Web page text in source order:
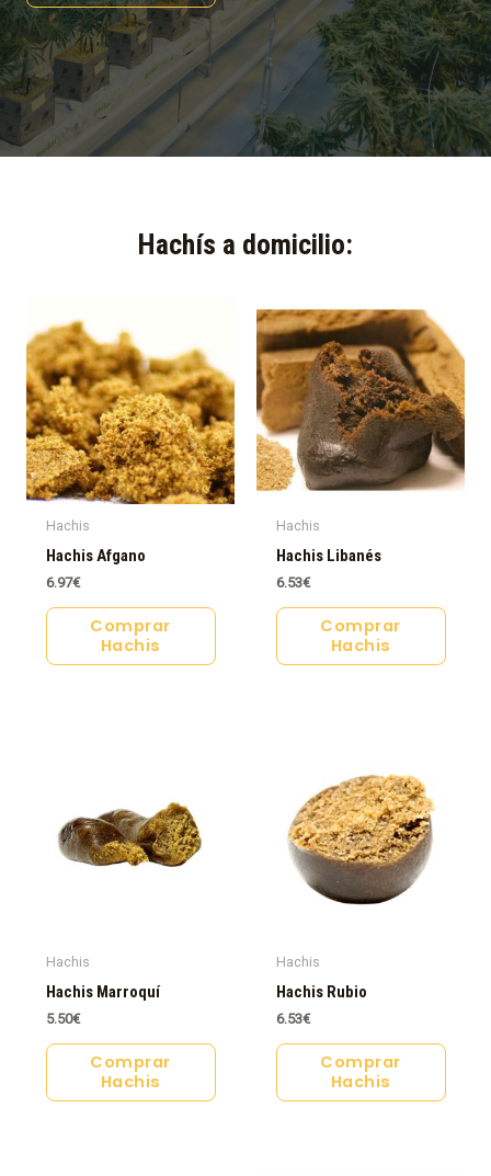
Hachís a domicilio:​
Hachis
Hachis Afgano
6.97€
Comprar
Hachis
Hachis
Hachis Libanés
6.53€
Comprar
Hachis
Hachis
Hachis Marroquí
5.50€
Comprar
Hachis
Hachis
Hachis Rubio
6.53€
Comprar
Hachis